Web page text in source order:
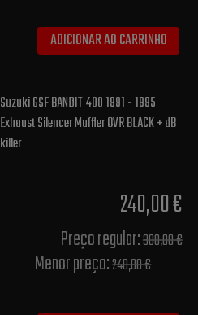
ADICIONAR AO CARRINHO
Suzuki GSF BANDIT 400 1991 - 1995
Exhaust Silencer Muffler OVR BLACK + dB
killer
240,00 €
Preço regular:300,00 €
Menor preço:240,00 €